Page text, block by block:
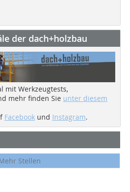
der dach+holzbau
mit Werkzeugtests,
mehr finden Sie unter diesem
Facebook und Instagram.
Stellen